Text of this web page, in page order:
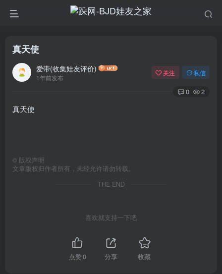
真天使
爱带(收集娃友评价)
1年前发布
关注 私信
0 2
真天使
© 版权声明
文章版权归作者所有，未经允许请勿转载。
THE END
喜欢就支持一下吧
点赞0 分享 收藏